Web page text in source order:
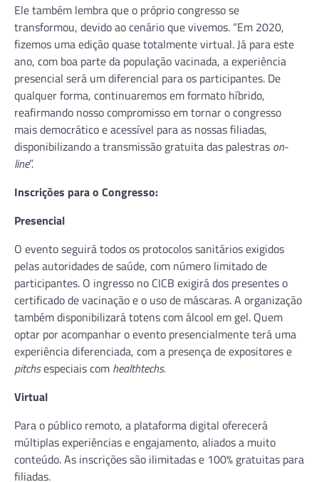
Ele também lembra que o próprio congresso se
transformou, devido ao cenário que vivemos. “Em 2020,
fizemos uma edição quase totalmente virtual. Já para este
ano, com boa parte da população vacinada, a experiência
presencial será um diferencial para os participantes. De
qualquer forma, continuaremos em formato híbrido,
reafirmando nosso compromisso em tornar o congresso
mais democrático e acessível para as nossas filiadas,
disponibilizando a transmissão gratuita das palestras on-
line”.
Inscrições para o Congresso:
Presencial
O evento seguirá todos os protocolos sanitários exigidos
pelas autoridades de saúde, com número limitado de
participantes. O ingresso no CICB exigirá dos presentes o
certificado de vacinação e o uso de máscaras. A organização
também disponibilizará totens com álcool em gel. Quem
optar por acompanhar o evento presencialmente terá uma
experiência diferenciada, com a presença de expositores e
pitchsespeciais com healthtechs.
Virtual
Para o público remoto, a plataforma digital oferecerá
múltiplas experiências e engajamento, aliados a muito
conteúdo. As inscrições são ilimitadas e 100% gratuitas para
filiadas.